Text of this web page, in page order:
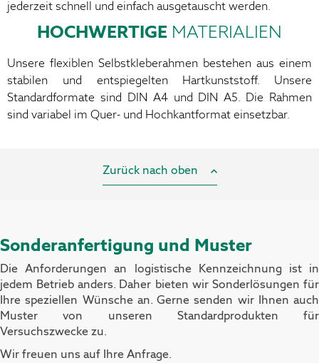
jederzeit schnell und einfach ausgetauscht werden.
HOCHWERTIGE MATERIALIEN
Unsere flexiblen Selbstkleberahmen bestehen aus einem
stabilen und entspiegelten Hartkunststoff. Unsere
Standardformate sind DIN A4 und DIN A5. Die Rahmen
sind variabel im Quer- und Hochkantformat einsetzbar.
Zurück nach oben
Sonderanfertigung und Muster
Die Anforderungen an logistische Kennzeichnung ist in
jedem Betrieb anders. Daher bieten wir Sonderlösungen für
Ihre speziellen Wünsche an. Gerne senden wir Ihnen auch
Muster von unseren Standardprodukten für
Versuchszwecke zu.
Wir freuen uns auf Ihre Anfrage.